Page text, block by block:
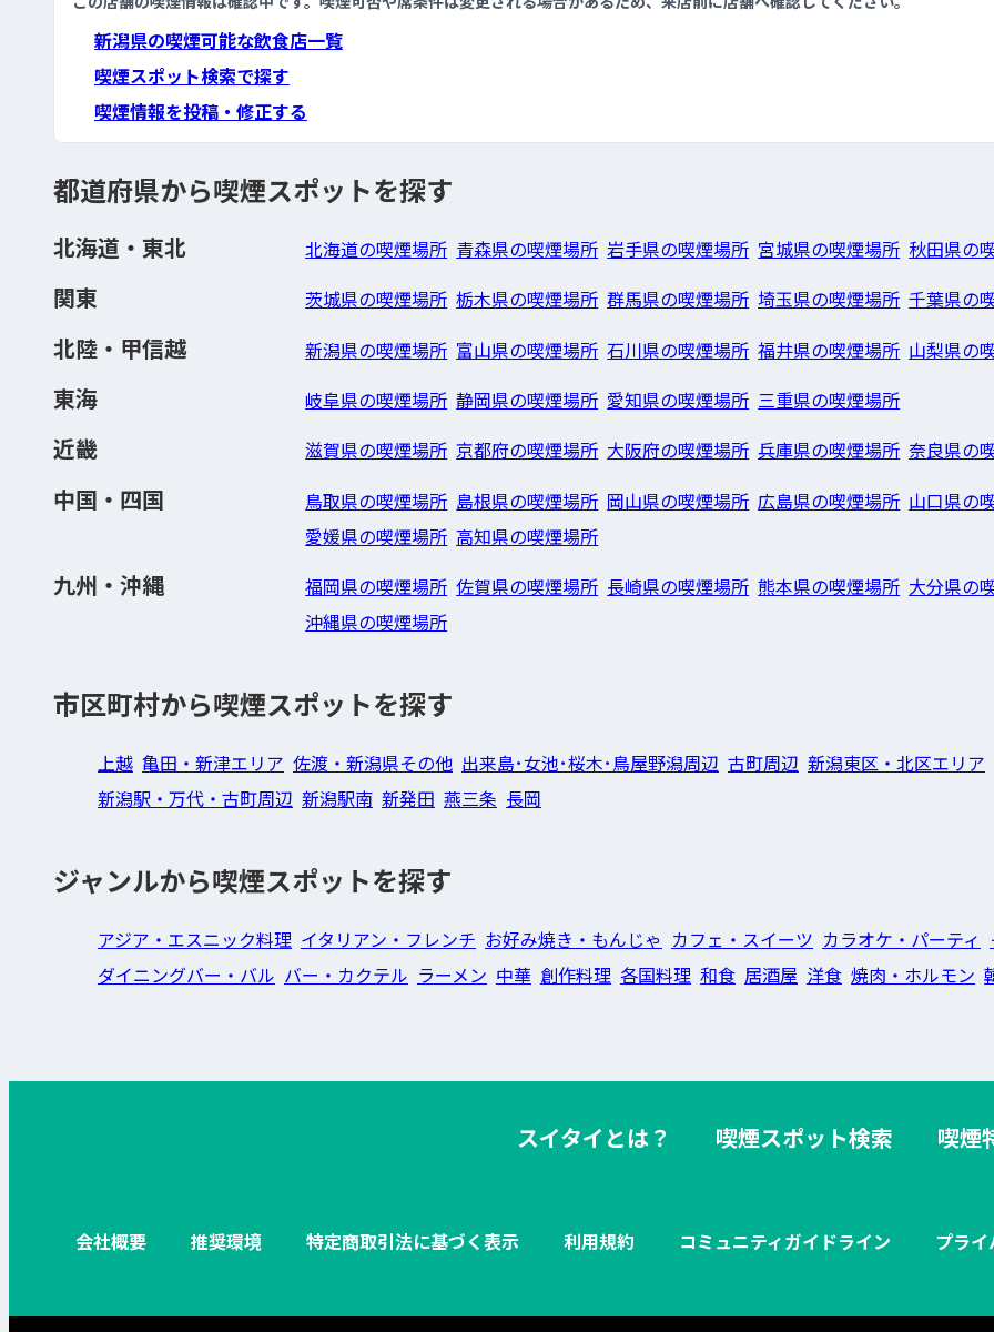
新潟県の喫煙可能な飲食店一覧
喫煙スポット検索で探す
喫煙情報を投稿・修正する
都道府県から喫煙スポットを探す
北海道・東北 北海道の喫煙場所 青森県の喫煙場所 岩手県の喫煙場所 宮城県の喫煙場所 秋田県の
関東 茨城県の喫煙場所 栃木県の喫煙場所 群馬県の喫煙場所 埼玉県の喫煙場所 千葉県の
北陸・甲信越 新潟県の喫煙場所 富山県の喫煙場所 石川県の喫煙場所 福井県の喫煙場所 山梨県の
東海 岐阜県の喫煙場所 静岡県の喫煙場所 愛知県の喫煙場所 三重県の喫煙場所
近畿 滋賀県の喫煙場所 京都府の喫煙場所 大阪府の喫煙場所 兵庫県の喫煙場所 奈良県の
中国・四国 鳥取県の喫煙場所 島根県の喫煙場所 岡山県の喫煙場所 広島県の喫煙場所 山口県の
愛媛県の喫煙場所 高知県の喫煙場所
九州・沖縄 福岡県の喫煙場所 佐賀県の喫煙場所 長崎県の喫煙場所 熊本県の喫煙場所 大分県の
沖縄県の喫煙場所
市区町村から喫煙スポットを探す
上越 亀田・新津エリア 佐渡・新潟県その他 出来島･女池･桜木･鳥屋野潟周辺 古町周辺 新潟東区・北区エリア
新潟駅・万代・古町周辺 新潟駅南 新発田 燕三条 長岡
ジャンルから喫煙スポットを探す
アジア・エスニック料理 イタリアン・フレンチ お好み焼き・もんじゃ カフェ・スイーツ カラオケ・パーティ
ダイニングバー・バル バー・カクテル ラーメン 中華 創作料理 各国料理 和食 居酒屋 洋食 焼肉・ホルモン
スイタイとは？ 喫煙スポット検索 喫煙
会社概要 推奨環境 特定商取引法に基づく表示 利用規約 コミュニティガイドライン プラ